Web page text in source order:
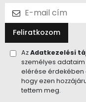
Feliratkozom
AzAdatkezelési
személyes
elérése érdekében
hogy ezen
tettem meg.